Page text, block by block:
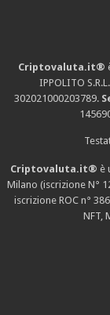
Criptovaluta.it®
IPPOLITO
302021000203789.
Criptovaluta.it® è
Milano (iscrizione N°
iscrizione ROC n°
NFT,